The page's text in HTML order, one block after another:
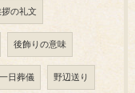
拶の礼文
後飾りの意味
一日葬儀 野辺送り